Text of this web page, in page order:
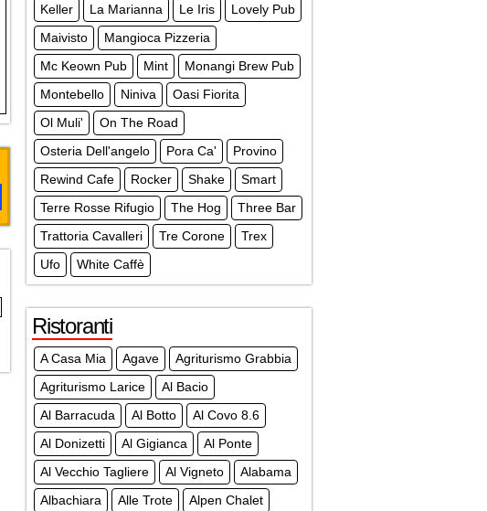
Keller
La Marianna Le Iris
Lovely Pub
Maivisto
Mangioca Pizzeria
Mc Keown Pub
Mint
Monangi Brew Pub
Montebello
Niniva
Oasi Fiorita
Ol Muli'
On The Road
Osteria Dell'angelo
Pora Ca'
Provino
Rewind Cafe
Rocker Shake
Smart
Terre Rosse Rifugio
The Hog
Three Bar
Trattoria Cavalleri
Tre Corone
Trex
Ufo
White Caffè
Ristoranti
A Casa Mia Agave
Agriturismo Grabbia
Agriturismo Larice
Al Bacio
Al Barracuda
Al Botto
Al Covo 8.6
Al Donizetti
Al Gigianca
Al Ponte
Al Vecchio Tagliere
Al Vigneto
Alabama
Albachiara
Alle Trote
Alpen Chalet